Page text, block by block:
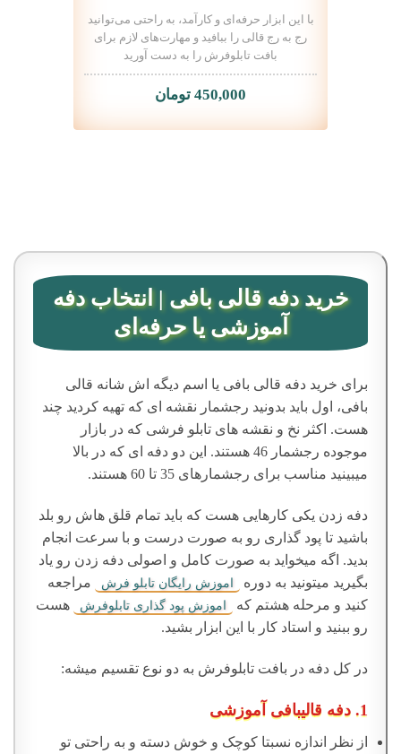
450,000 تومان
با این ابزار حرفه‌ای و کارآمد، به راحتی می‌توانید
رج به رج قالی را ببافید و مهارت‌های لازم برای
بافت تابلوفرش را به دست آورید
خرید دفه قالی بافی | انتخابدفه
آموزشی یا حرفه‌ای
برای خرید دفه قالی بافی یا اسم دیگه اش شانه قالی
بافی، اول باید بدونید رجشمار نقشه ای که تهیه کردید چند
هست. اکثر نخ و نقشه های تابلو فرشی که در بازار
موجوده رجشمار 46 هستند. این دو دفه ای که در بالا
میبینید مناسب برای رجشمارهای 35 تا 60 هستند.
دفه زدن یکی کارهایی هست که باید تمام قلق هاش رو بلد
باشید تا پود گذاری رو به صورت درست و با سرعت انجام
بدید. اگه میخواید به صورت کامل و اصولی دفه زدن رو یاد
بگیرید میتونید به دوره
اموزش رایگان تابلو فرش
مراجعه
کنید و مرحله هشتم که
اموزش پود گذاری تابلوفرش
هست
رو ببنید و استاد کار با این ابزار بشید.
در کل دفه در بافت تابلوفرش به دو نوع تقسیم میشه:
1. دفه قالیبافی آموزشی
از نظر اندازه نسبتا کوچک و خوش دسته و به راحتی تو